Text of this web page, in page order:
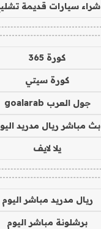
شراء سيارات قديمة
كورة 365
كورة سيتي
جول العرب goalarab
بث مباشر ريال مدريد
يلا لايف
ريال مدريد مباشر اليوم
برشلونة مباشر اليوم